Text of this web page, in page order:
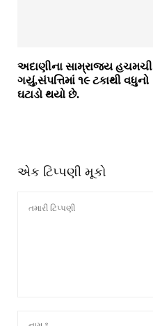
અદાણીના સામ્રાજ્‍ય હચમચી
ગયું,સંપત્તિમાં ૧૯ ટકાથી વધુનો
ઘટાડો થયો છે.
એક ટિપ્પણી મૂકો